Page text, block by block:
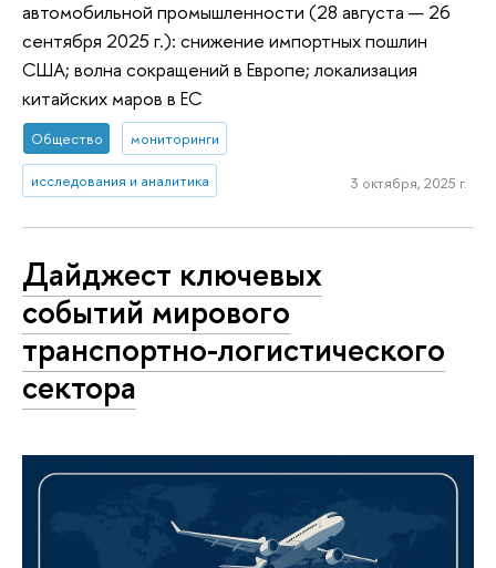
автомобильной промышленности (28 августа — 26
сентября 2025 г.): снижение импортных пошлин
США; волна сокращений в Европе; локализация
китайских маров в ЕС
Общество мониторинги
исследования и аналитика 3 октября, 2025 г.
Дайджест ключевых
событий мирового
транспортно-логистического
сектора